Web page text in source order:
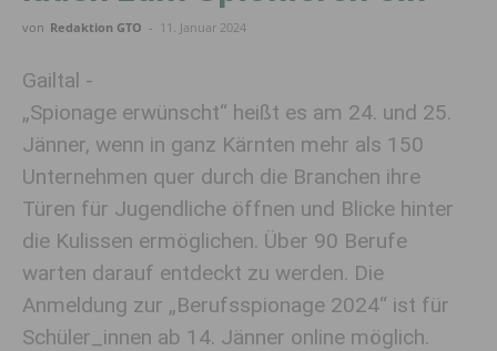
von Redaktion GTO - 11. Januar 2024
Gailtal -
„Spionage erwünscht“ heißt es am 24. und 25.
Jänner, wenn in ganz Kärnten mehr als 150
Unternehmen quer durch die Branchen ihre
Türen für Jugendliche öffnen und Blicke hinter
die Kulissen ermöglichen. Über 90 Berufe
warten darauf entdeckt zu werden. Die
Anmeldung zur „Berufsspionage 2024“ ist für
Schüler_innen ab 14. Jänner online möglich.